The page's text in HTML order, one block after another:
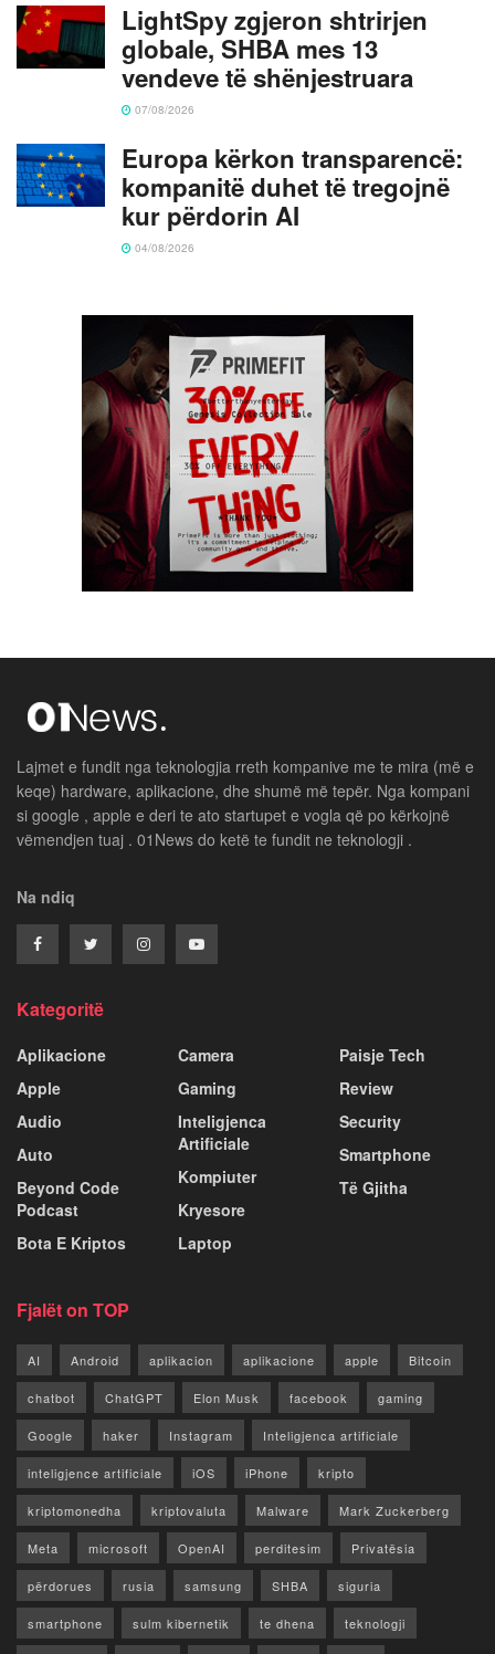
LightSpy zgjeron shtrirjen
globale, SHBA mes 13
vendeve të shënjestruara
07/08/2026
Europa kërkon transparencë:
kompanitë duhet të tregojnë
kur përdorin AI
04/08/2026
Lajmet e fundit nga teknologjia rreth kompanive me te mira (më e
keqe) hardware, aplikacione, dhe shumë më tepër. Nga kompani
si google , apple e deri te ato startupet e vogla që po kërkojnë
vëmendjen tuaj . 01News do ketë te fundit ne teknologji .
Na ndiq
Kategoritë
Aplikacione
Apple
Audio
Auto
Beyond Code
Podcast
Bota E Kriptos
Camera
Gaming
Inteligjenca
Artificiale
Kompiuter
Kryesore
Laptop
Paisje Tech
Review
Security
Smartphone
Të Gjitha
Fjalët on TOP
AI Android aplikacion aplikacione apple Bitcoin
chatbot ChatGPT Elon Musk facebook gaming
Google haker Instagram Inteligjenca artificiale
inteligjence artificiale iOS iPhone kripto
kriptomonedha kriptovaluta Malware Mark Zuckerberg
Meta microsoft OpenAI perditesim Privatësia
përdorues rusia samsung SHBA siguria
smartphone sulm kibernetik te dhena teknologji